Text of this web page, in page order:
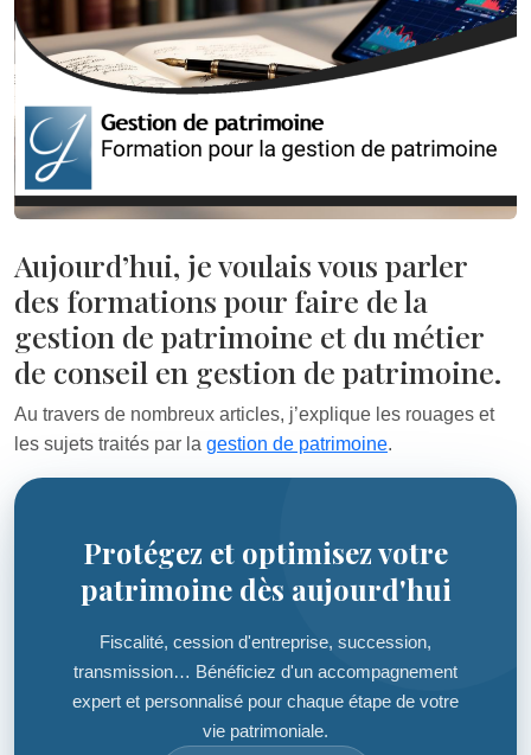
Aujourd’hui, je voulais vous parler
des formations pour faire de la
gestion de patrimoine et du métier
de conseil en gestion de patrimoine.
Au travers de nombreux articles, j’explique les rouages et
les sujets traités par la gestion de patrimoine.
Protégez et optimisez votre
patrimoine dès aujourd'hui
Fiscalité, cession d'entreprise, succession,
transmission… Bénéficiez d'un accompagnement
expert et personnalisé pour chaque étape de votre
vie patrimoniale.